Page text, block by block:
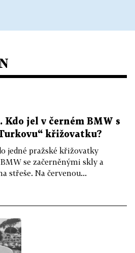
Kdo jel v černém BMW s
křižovatku?
jedné pražské křižovatky
se začerněnými skly a
střeše. Na červenou...